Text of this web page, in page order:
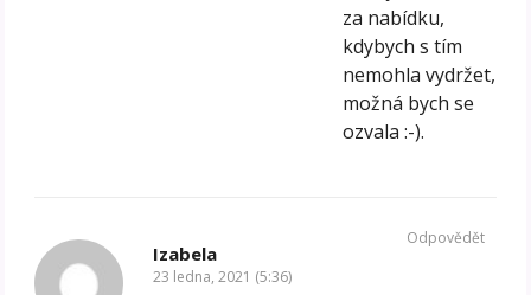
za nabídku,
kdybych s tím
nemohla vydržet,
možná bych se
ozvala :-).
Izabela
23 ledna, 2021 (5:36)
Odpovědět